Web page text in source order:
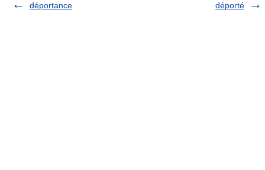
déportance
déporté